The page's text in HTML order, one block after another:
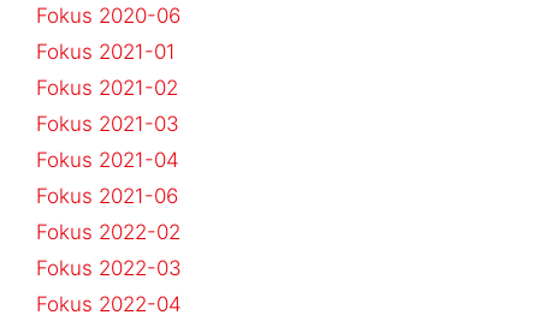
Fokus 2020-06
Fokus 2021-01
Fokus 2021-02
Fokus 2021-03
Fokus 2021-04
Fokus 2021-06
Fokus 2022-02
Fokus 2022-03
Fokus 2022-04